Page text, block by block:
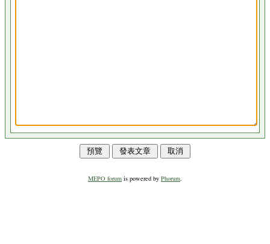
MEPO forum is powered by Phorum.